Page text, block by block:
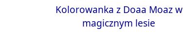
Kolorowanka z Doaa Moaz w
magicznym lesie